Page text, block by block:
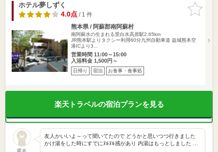
お気に入
りに追加
ホテル夢しずく
4.0点/ 1 件
熊本県 / 阿蘇郡南阿蘇村
南阿蘇水の生まれる里白水高原駅2.65km
JR熊本駅よりタクシー利用60分九州自動車道 益城熊本空
港ICより3…
営業時間 11:00～15:00
入浴料金 1,500円～
日帰り 宿泊 お食事・食事処
楽天トラベルの宿泊プランを見る
匿名
友人かいいよ～って聞いてたので どうかと思いつつ行きました
かけ湯をした時にすでにﾇﾙﾇﾙ感があり 内湯はもっとしました …